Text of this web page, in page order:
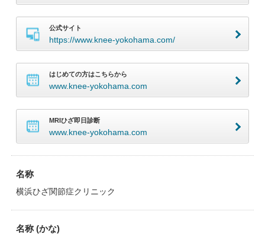
公式サイト
https://www.knee-yokohama.com/
はじめての方はこちらから
www.knee-yokohama.com
MRIひざ即日診断
www.knee-yokohama.com
名称
横浜ひざ関節症クリニック
名称 (かな)